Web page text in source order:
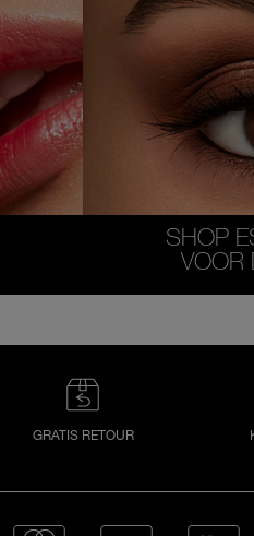
SHOP
VOOR
GRATIS RETOUR